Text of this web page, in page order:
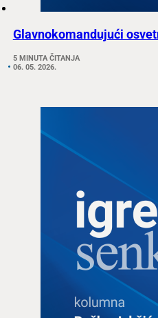
Glavnokomandujući
5 MINUTA ČITANJA
06. 05. 2026.